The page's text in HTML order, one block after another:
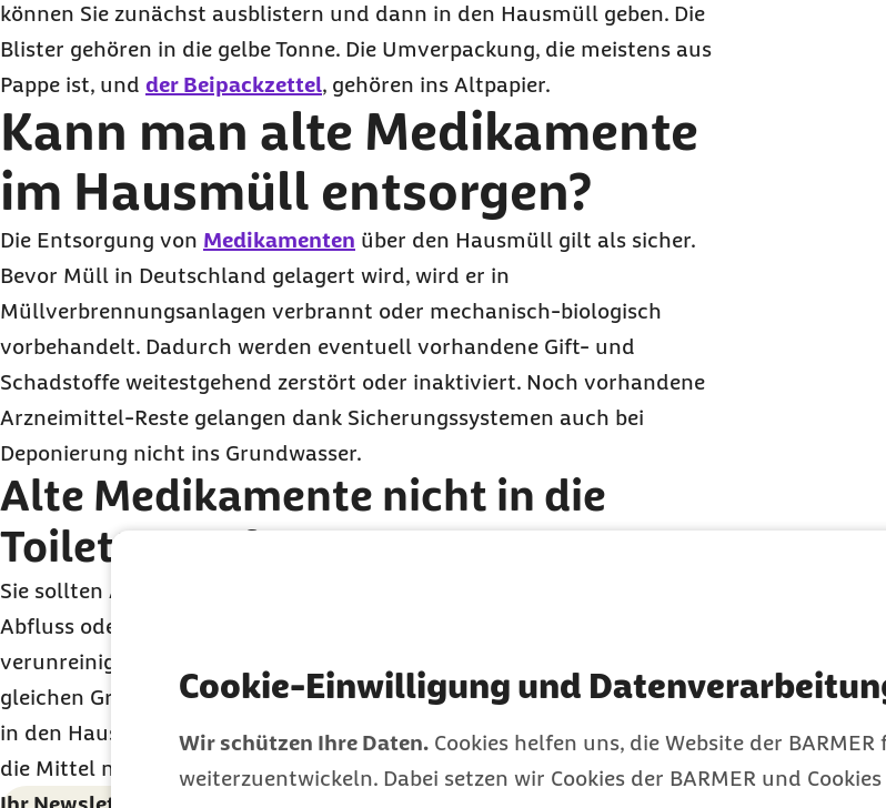
Cookie-Einwilligung und
Wir schützen Ihre Daten. Cookies helfen uns, die Website der
weiterzuentwickeln. Dabei setzen wir Cookies der BARMER und
können Sie zunächst ausblistern und dann in den Hausmüll geben. Die
Blister gehören in die gelbe Tonne. Die Umverpackung, die meistens aus
Pappe ist, und der Beipackzettel, gehören ins Altpapier.
Kann man alte Medikamente
im Hausmüll entsorgen?
Die Entsorgung von Medikamenten über den Hausmüll gilt als sicher.
Bevor Müll in Deutschland gelagert wird, wird er in
Müllverbrennungsanlagen verbrannt oder mechanisch-biologisch
vorbehandelt. Dadurch werden eventuell vorhandene Gift- und
Schadstoffe weitestgehend zerstört oder inaktiviert. Noch vorhandene
Arzneimittel-Reste gelangen dank Sicherungssystemen auch bei
Deponierung nicht ins Grundwasser.
Alte Medikamente nicht in die
Toilette werfen
Sie sollten Arzneimittel weder in die Toilette noch das Spülbecken, den
Abfluss oder ins Waschbecken spülen, um das Grundwasser nicht zu
verunreinigen. Behälter, die Medikamente enthalten, spülen Sie aus dem
gleichen Grund nicht aus. Achten Sie beim Entsorgen von Medikamenten
in den Hausmüll darauf, dass Sie keine Kinder gefährden und dass Dritte
die Mittel nicht wiederverwenden können.